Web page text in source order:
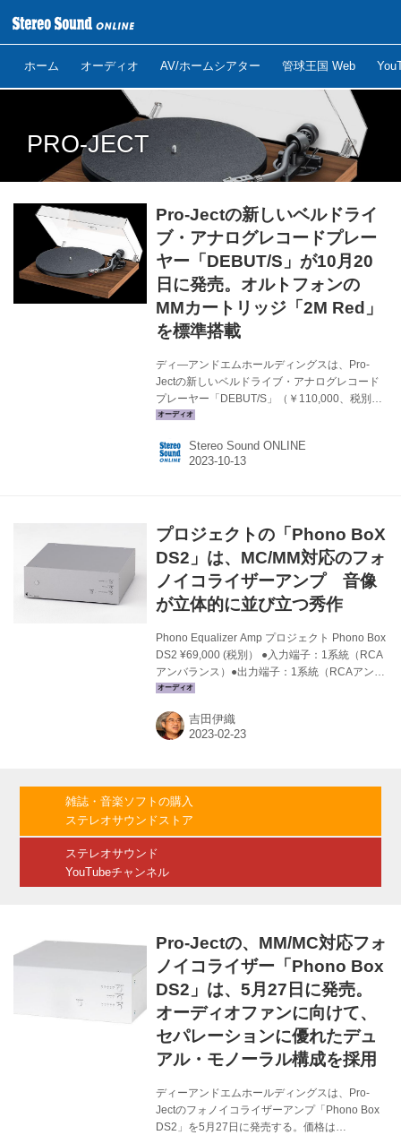
ホーム オーディオ AV/ホームシアター 管球王国 Web
PRO-JECT
Pro-Jectの新しいベルドライ
ブ・アナログレコードプレー
ヤー「DEBUT/S」が10月20
日に発売。オルトフォンの
MMカートリッジ「2M Red」
を標準搭載
ディ—アンドエムホールディングスは、Pro-
Jectの新しいベルドライブ・アナログレコード
プレーヤー「DEBUT/S」（￥110,000、税別）
を10月20日（金）に発売する。本体カラーは
DEBUTは、Pro-Jectが世界戦略モデルとして
2021年に発表したシリーズで、全世界的な大ヒ
トーンアームモデルとなっている。余計な機能
は排除し、みずみずしくナチュラルなサウンド
キャラクターを備えている。 その主な...
Stereo Sound ONLINE
プロジェクトの「Phono BoX
DS2」は、MC/MM対応のフォ
ノイコライザーアンプ 音像
が立体的に並び立つ秀作
Phono Equalizer Amp プロジェクト Phono Box
DS2 ¥69,000 (税別） ●入力端子：1系統（RCA
アンバランス）●出力端子：1系統（RCAアンバ
ランス）●入力インピーダンス：10Ω／50Ω／
267pF／367pF●利得：40、45、50、60、
65dB●寸法／重量：W206×H71×D194mm／
られるプロジェクトのフォノイコライザーアン
プは、1998年...
吉田伊織
雑誌・音楽ソフトの購入
ステレオサウンドストア
ステレオサウンド
YouTubeチャンネル
Pro-Jectの、MM/MC対応フォ
ノイコライザー「Phono Box
DS2」は、5月27日に発売。
オーディオファンに向けて、
セパレーションに優れたデュ
アル・モノーラル構成を採用
ディーアンドエムホールディングスは、Pro-
Jectのフォノイコライザーアンプ「Phono Box
DS2」を5月27日に発売する。価格は